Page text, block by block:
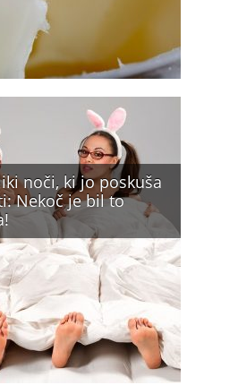
noči, ki jo poskuša
Nekoč je bil to